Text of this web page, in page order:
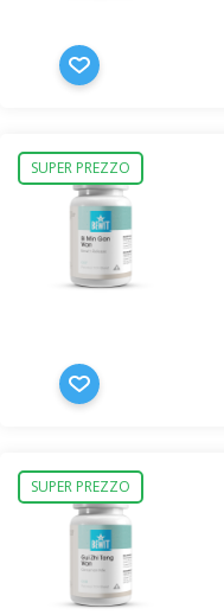
SUPER PREZZO
SUPER PREZZO